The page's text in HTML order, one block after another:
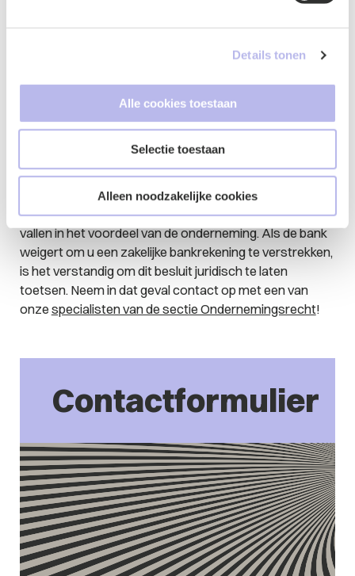
Details tonen
Alle cookies toestaan
Selectie toestaan
Alleen noodzakelijke cookies
van de bank om geen bankrekening aan te bieden. De
afgelopen jaren zijn rechters in beginsel vrij
verplichting. In bovenstaande uitspraak van het hof
werd de verplichting om een zakelijke bankrekening te
verstrekken echter wel opgelegd. De ondernemer in
kwestie was bereid om zijn contante omzet zo veel
verder bij geen enkele bank terecht. Omdat er
daarnaast twijfels bestonden over de consistente
toepassing van het beleid van SNS, oordeelde het hof
dat de belangenafweging in dit geval wel uit moest
vallen in het voordeel van de onderneming. Als de bank
weigert om u een zakelijke bankrekening te verstrekken,
is het verstandig om dit besluit juridisch te laten
toetsen. Neem in dat geval contact op met een van
onze specialisten van de sectie Ondernemingsrecht!
Contactformulier